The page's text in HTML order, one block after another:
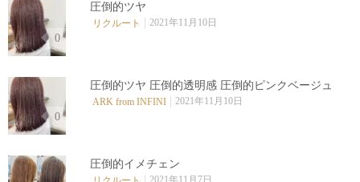
0
圧倒的ツヤ
リクルート 2021年11月10日
0
圧倒的ツヤ 圧倒的透明感 圧倒的ピンクベージュ
ARK from INFINI 2021年11月10日
圧倒的イメチェン
2021年11月7日